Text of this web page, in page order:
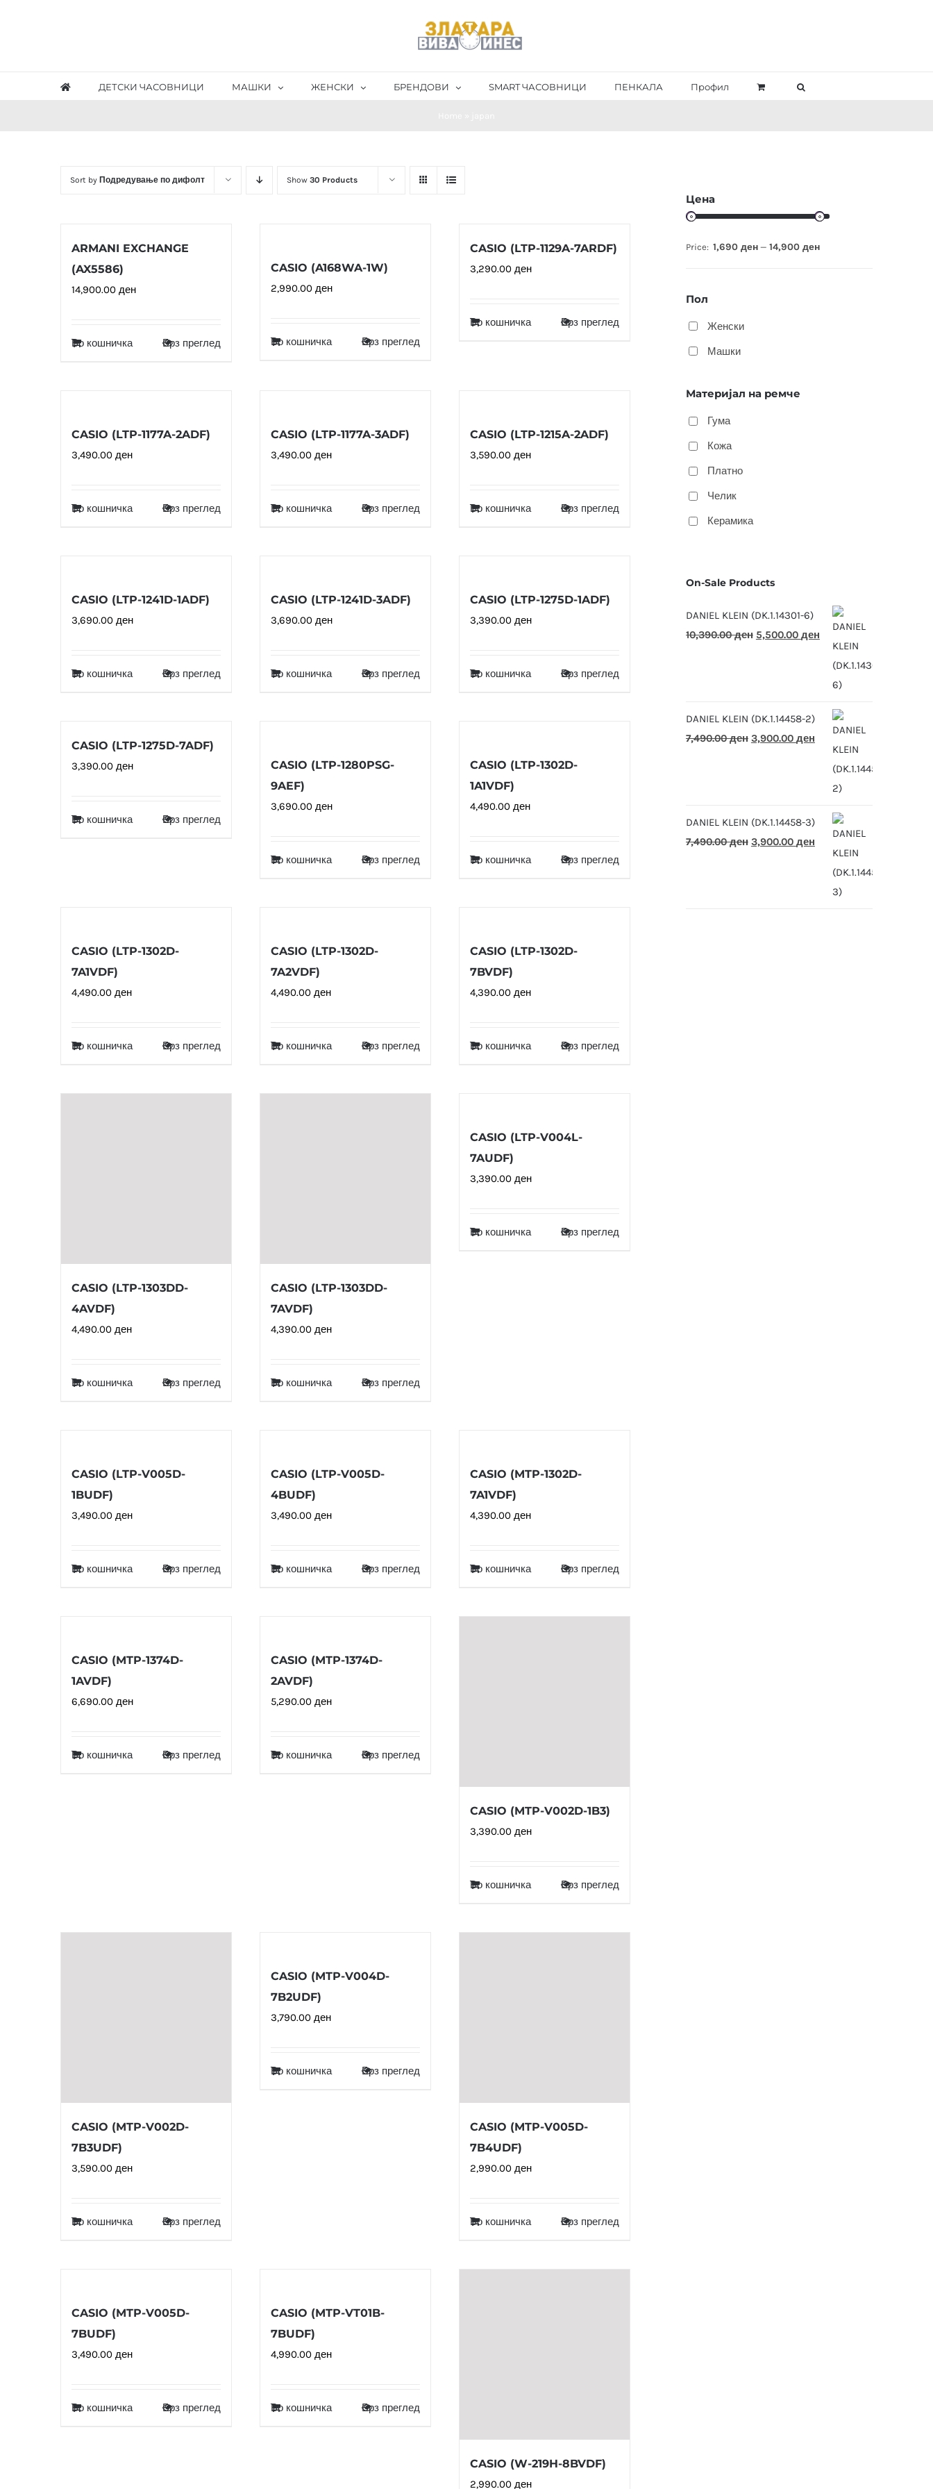
ДЕТСКИ ЧАСОВНИЦИ МАШКИ ЖЕНСКИ БРЕНДОВИ SMART ЧАСОВНИЦИ ПЕНКАЛА Профил
Sort by Подредување по дифолт Show 30 Products
ARMANI EXCHANGE
(AX5586)
14,900.00 ден
Во кошничка Брз преглед
CASIO (A168WA-1W)
2,990.00 ден
Во кошничка Брз преглед
CASIO (LTP-1129A-7ARDF)
3,290.00 ден
Во кошничка Брз преглед
CASIO (LTP-1177A-2ADF)
3,490.00 ден
Во кошничка Брз преглед
CASIO (LTP-1177A-3ADF)
3,490.00 ден
Во кошничка Брз преглед
CASIO (LTP-1215A-2ADF)
3,590.00 ден
Во кошничка Брз преглед
CASIO (LTP-1241D-1ADF)
3,690.00 ден
Во кошничка Брз преглед
CASIO (LTP-1241D-3ADF)
3,690.00 ден
Во кошничка Брз преглед
CASIO (LTP-1275D-1ADF)
3,390.00 ден
Во кошничка Брз преглед
CASIO (LTP-1275D-7ADF)
3,390.00 ден
Во кошничка Брз преглед
CASIO (LTP-1280PSG-
9AEF)
3,690.00 ден
Во кошничка Брз преглед
CASIO (LTP-1302D-
1A1VDF)
4,490.00 ден
Во кошничка Брз преглед
CASIO (LTP-1302D-
7A1VDF)
4,490.00 ден
Во кошничка Брз преглед
CASIO (LTP-1302D-
7A2VDF)
4,490.00 ден
Во кошничка Брз преглед
CASIO (LTP-1302D-
7BVDF)
4,390.00 ден
Во кошничка Брз преглед
CASIO (LTP-1303DD-
4AVDF)
4,490.00 ден
Во кошничка Брз преглед
CASIO (LTP-1303DD-
7AVDF)
4,390.00 ден
Во кошничка Брз преглед
CASIO (LTP-V004L-
7AUDF)
3,390.00 ден
Во кошничка Брз преглед
CASIO (LTP-V005D-
1BUDF)
3,490.00 ден
Во кошничка Брз преглед
CASIO (LTP-V005D-
4BUDF)
3,490.00 ден
Во кошничка Брз преглед
CASIO (MTP-1302D-
7A1VDF)
4,390.00 ден
Во кошничка Брз преглед
CASIO (MTP-1374D-
1AVDF)
6,690.00 ден
Во кошничка Брз преглед
CASIO (MTP-1374D-
2AVDF)
5,290.00 ден
Во кошничка Брз преглед
CASIO (MTP-V002D-1B3)
3,390.00 ден
Во кошничка Брз преглед
CASIO (MTP-V002D-
7B3UDF)
3,590.00 ден
Во кошничка Брз преглед
CASIO (MTP-V004D-
7B2UDF)
3,790.00 ден
Во кошничка Брз преглед
CASIO (MTP-V005D-
7B4UDF)
2,990.00 ден
Во кошничка Брз преглед
CASIO (MTP-V005D-
7BUDF)
3,490.00 ден
Во кошничка Брз преглед
CASIO (MTP-VT01B-
7BUDF)
4,990.00 ден
Во кошничка Брз преглед
CASIO (W-219H-8BVDF)
2,990.00 ден
Цена
Price: 1,690 ден— 14,900 ден
Пол
Женски
Машки
Материјал на ремче
Гума
Кожа
Платно
Челик
Керамика
On-Sale Products
DANIEL KLEIN (DK.1.14301-6)
10,390.00ден Original
5,500.00 денCurrent
price
5,500.00 ден.
DANIEL KLEIN (DK.1.14458-2)
7,490.00ден Original
3,900.00 денCurrent
price
3,900.00 ден.
DANIEL KLEIN (DK.1.14458-3)
7,490.00ден Original
3,900.00 денCurrent
price
3,900.00 ден.